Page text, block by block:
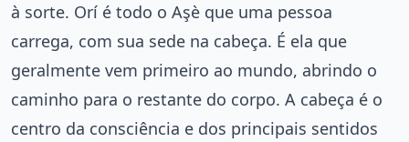
à sorte. Orí é todo o Aşè que uma pessoa
carrega, com sua sede na cabeça. É ela que
geralmente vem primeiro ao mundo, abrindo o
caminho para o restante do corpo. A cabeça é o
centro da consciência e dos principais sentidos